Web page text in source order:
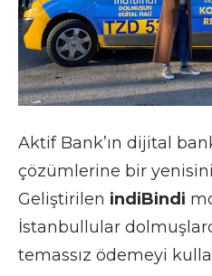
Aktif Bank’ın dijital
çözümlerine bir
Geliştirilen indiBindi
İstanbullular
temassız ödemeyi